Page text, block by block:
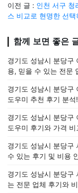
이전 글 : 인천 서구 청
스 비교로 현명한 선택
함께 보면 좋은
경기도 성남시 분당구
용, 믿을 수 있는 전문
경기도 성남시 분당구
도우미 추천 후기 분석!
경기도 성남시 분당구
도우미 후기와 가격 비
경기도 성남시 분당구
수 있는 후기 및 비용
경기도 성남시 분당구
는 전문 업체 후기와